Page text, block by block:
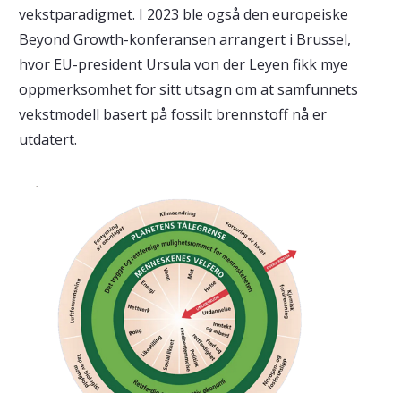
vekstparadigmet. I 2023 ble også den europeiske
Beyond Growth-konferansen arrangert i Brussel,
hvor EU-president Ursula von der Leyen fikk mye
oppmerksomhet for sitt utsagn om at samfunnets
vekstmodell basert på fossilt brennstoff nå er
utdatert.